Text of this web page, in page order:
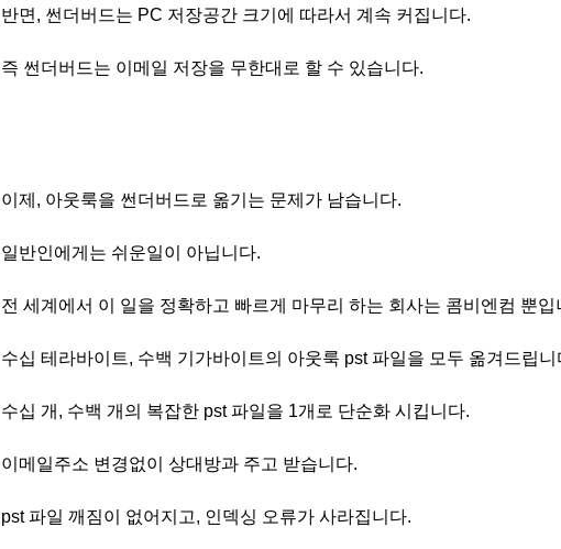
반면, 썬더버드는 PC 저장공간 크기에 따라서 계속 커집니다.
즉 썬더버드는 이메일 저장을 무한대로 할 수 있습니다.
이제, 아웃룩을 썬더버드로 옮기는 문제가 남습니다.
일반인에게는 쉬운일이 아닙니다.
전 세계에서 이 일을 정확하고 빠르게 마무리 하는 회사는 콤비엔컴 뿐입
수십 테라바이트, 수백 기가바이트의 아웃룩 pst 파일을 모두 옮겨드립니
수십 개, 수백 개의 복잡한 pst 파일을 1개로 단순화 시킵니다.
이메일주소 변경없이 상대방과 주고 받습니다.
pst 파일 깨짐이 없어지고, 인덱싱 오류가 사라집니다.